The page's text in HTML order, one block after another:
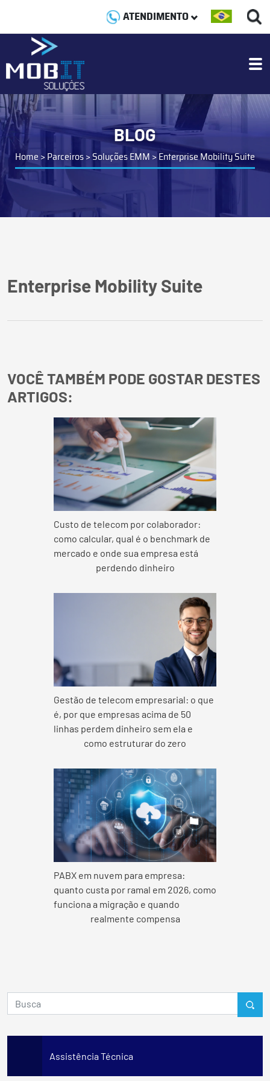
ATENDIMENTO
BLOG
Home > Parceiros>Soluções EMM >Enterprise Mobility Suite
Enterprise Mobility Suite
VOCÊ TAMBÉM PODE GOSTAR DESTES
ARTIGOS:
Custo de telecom por colaborador:
como calcular, qual é o benchmark de
mercado e onde sua empresa está
perdendo dinheiro
Gestão de telecom empresarial: o que
é, por que empresas acima de 50
linhas perdem dinheiro sem ela e
como estruturar do zero
PABX em nuvem para empresa:
quanto custa por ramal em 2026, como
funciona a migração e quando
realmente compensa
Assistência Técnica